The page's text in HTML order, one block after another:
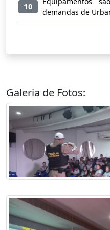
10
demandas de
Galeria de Fotos: